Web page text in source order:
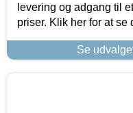
levering og adgang til
priser. Klik her for at se
Se